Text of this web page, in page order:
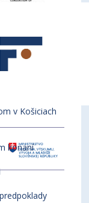
v Košiciach
konaní